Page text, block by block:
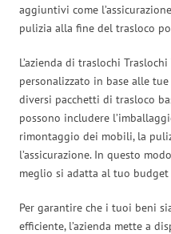
aggiuntivi come
pulizia alla fine del trasloco
L’azienda di traslochi
personalizzato in base alle
diversi pacchetti di trasloco
possono includere
rimontaggio dei mobili, la
l’assicurazione. In questo
meglio si adatta al tuo budget
Per garantire che i tuoi beni
efficiente, l’azienda mette a